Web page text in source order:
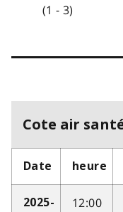
(1 - 3)
Cote air
Date heure
2025-
12:00